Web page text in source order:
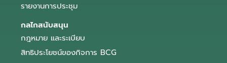
รายงานการประชุม
กลไกสนับสนุน
กฎหมาย และระเบียบ
สิทธิประโยชน์ของกิจการ BCG